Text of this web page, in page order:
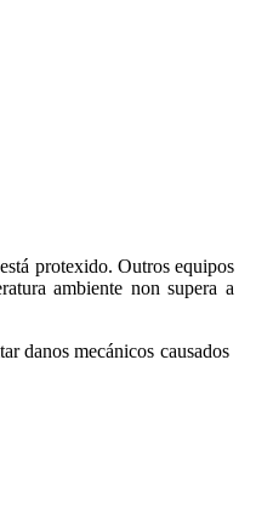
protexido. Outros equipos
ambiente non supera a
danos mecánicos causados